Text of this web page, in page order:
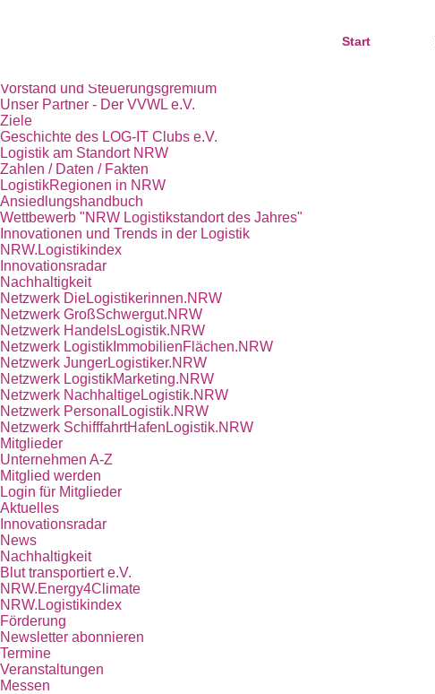
Start
Vorstand und Steuerungsgremium
Unser Partner - Der VVWL e.V.
Ziele
Geschichte des LOG-IT Clubs e.V.
Logistik am Standort NRW
Zahlen / Daten / Fakten
LogistikRegionen in NRW
Ansiedlungshandbuch
Wettbewerb "NRW Logistikstandort des Jahres"
Innovationen und Trends in der Logistik
NRW.Logistikindex
Innovationsradar
Nachhaltigkeit
Netzwerk DieLogistikerinnen.NRW
Netzwerk GroßSchwergut.NRW
Netzwerk HandelsLogistik.NRW
Netzwerk LogistikImmobilienFlächen.NRW
Netzwerk JungerLogistiker.NRW
Netzwerk LogistikMarketing.NRW
Netzwerk NachhaltigeLogistik.NRW
Netzwerk PersonalLogistik.NRW
Netzwerk SchifffahrtHafenLogistik.NRW
Mitglieder
Unternehmen A-Z
Mitglied werden
Login für Mitglieder
Aktuelles
Innovationsradar
News
Nachhaltigkeit
Blut transportiert e.V.
NRW.Energy4Climate
NRW.Logistikindex
Förderung
Newsletter abonnieren
Termine
Veranstaltungen
Messen